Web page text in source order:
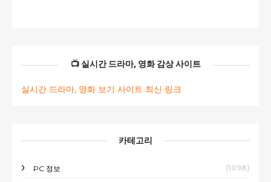
📺 실시간 드라마, 영화 감상 사이트
실시간 드라마, 영화 보기 사이트 최신 링크
카테고리
PC 정보 (1098)